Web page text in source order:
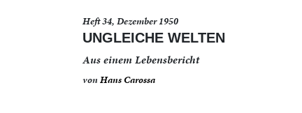
Heft 34, Dezember 1950
UNGLEICHE WELTEN
Aus einem Lebensbericht
vonHans Carossa